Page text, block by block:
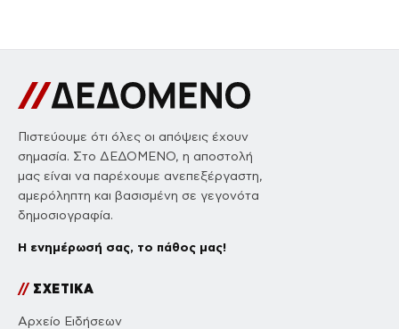
Πιστεύουμε ότι όλες οι απόψεις έχουν
σημασία. Στο ΔΕΔΟΜΕΝΟ, η αποστολή
μας είναι να παρέχουμε ανεπεξέργαστη,
αμερόληπτη και βασισμένη σε γεγονότα
δημοσιογραφία.
Η ενημέρωσή σας, το πάθος μας!
//ΣΧΕΤΙΚΑ
Αρχείο Ειδήσεων